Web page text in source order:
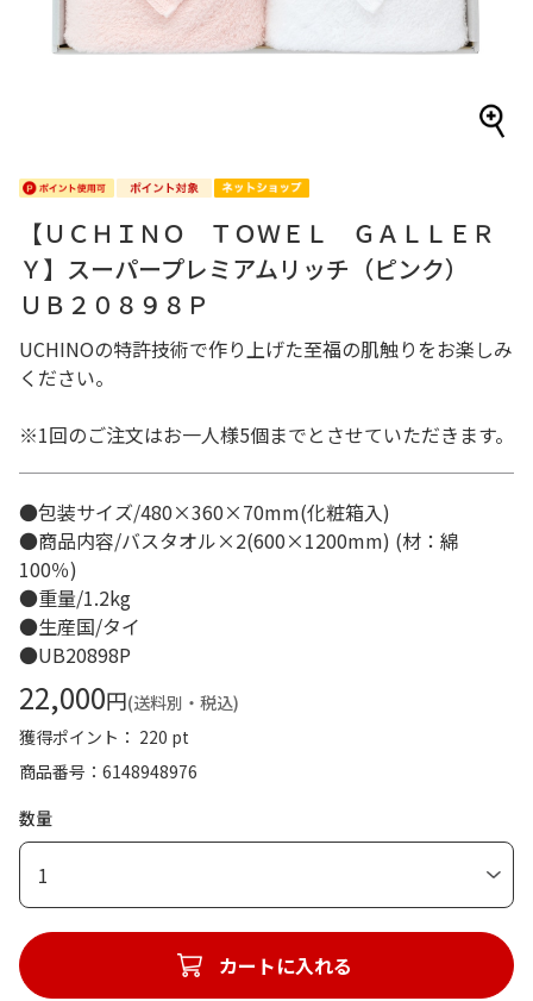
【ＵＣＨＩＮＯ ＴＯＷＥＬ ＧＡＬＬＥＲ
Ｙ】スーパープレミアムリッチ（ピンク）
ＵＢ２０８９８Ｐ
UCHINOの特許技術で作り上げた至福の肌触りをお楽しみ
ください。
※1回のご注文はお一人様5個までとさせていただきます。
●包装サイズ/480×360×70mm(化粧箱入)
●商品内容/バスタオル×2(600×1200mm) (材：綿
100％)
●重量/1.2kg
●生産国/タイ
●UB20898P
22,000円(送料別・税込)
獲得ポイント： 220 pt
商品番号
6148948976
数量
1
カートに入れる